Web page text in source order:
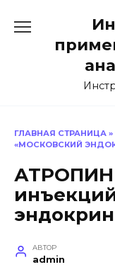
содержанию
ГЛАВНАЯ СТРАНИЦА »
«МОСКОВСКИЙ
АТРОПИН
АВТОР
admin